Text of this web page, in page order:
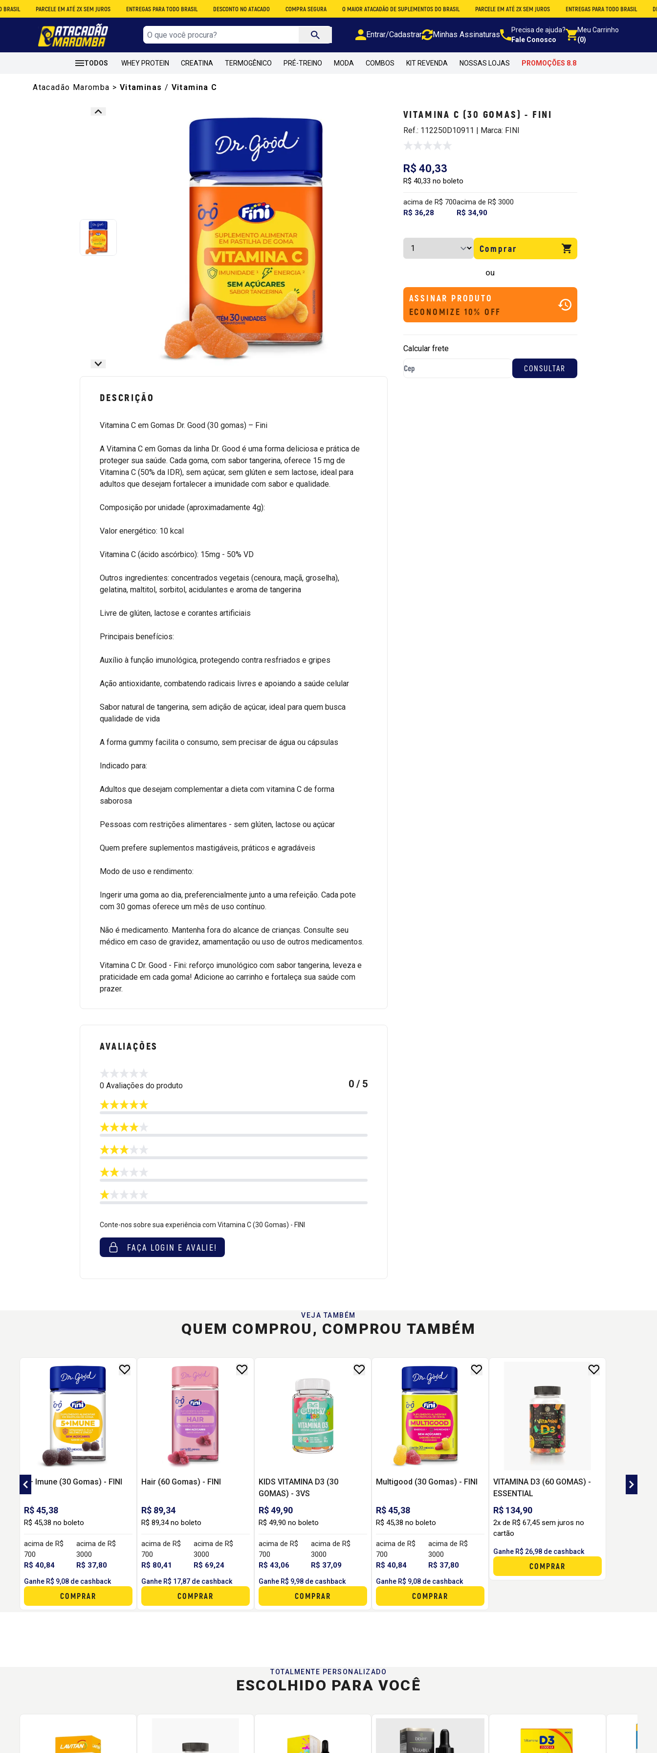
PARCELE EM ATÉ 2X SEM JUROS ENTREGAS PARA TODO BRASIL DESCONTO NO ATACADO COMPRA SEGURA O MAIOR ATACADÃO DE SUPLEMENTOS DO BRASIL PARCELE EM ATÉ 2X SEM JUROS ENTREGAS PARA TODO BRASIL DESCONTO
Entrar/Cadastrar Minhas Assinaturas
Precisa de ajuda?
Fale Conosco
Meu Carrinho
(0)
TODOS WHEY PROTEIN CREATINA TERMOGÊNICO PRÉ-TREINO MODA COMBOS KIT REVENDA NOSSAS LOJAS PROMOÇÕES 8.8
Atacadão Maromba > Vitaminas / Vitamina C
DESCRIÇÃO
Vitamina C em Gomas Dr. Good (30 gomas) – Fini
A Vitamina C em Gomas da linha Dr. Good é uma forma deliciosa e prática de
proteger sua saúde. Cada goma, com sabor tangerina, oferece 15 mg de
Vitamina C (50% da IDR), sem açúcar, sem glúten e sem lactose, ideal para
adultos que desejam fortalecer a imunidade com sabor e qualidade.
Composição por unidade (aproximadamente 4g):
Valor energético: 10 kcal
Vitamina C (ácido ascórbico): 15mg - 50% VD
Outros ingredientes: concentrados vegetais (cenoura, maçã, groselha),
gelatina, maltitol, sorbitol, acidulantes e aroma de tangerina
Livre de glúten, lactose e corantes artificiais
Principais benefícios:
Auxílio à função imunológica, protegendo contra resfriados e gripes
Ação antioxidante, combatendo radicais livres e apoiando a saúde celular
Sabor natural de tangerina, sem adição de açúcar, ideal para quem busca
qualidade de vida
A forma gummy facilita o consumo, sem precisar de água ou cápsulas
Indicado para:
Adultos que desejam complementar a dieta com vitamina C de forma
saborosa
Pessoas com restrições alimentares - sem glúten, lactose ou açúcar
Quem prefere suplementos mastigáveis, práticos e agradáveis
Modo de uso e rendimento:
Ingerir uma goma ao dia, preferencialmente junto a uma refeição. Cada pote
com 30 gomas oferece um mês de uso contínuo.
Não é medicamento. Mantenha fora do alcance de crianças. Consulte seu
médico em caso de gravidez, amamentação ou uso de outros medicamentos.
Vitamina C Dr. Good - Fini: reforço imunológico com sabor tangerina, leveza e
praticidade em cada goma! Adicione ao carrinho e fortaleça sua saúde com
prazer.
AVALIAÇÕES
0 Avaliações do produto 0 / 5
Conte-nos sobre sua experiência com Vitamina C (30 Gomas) - FINI
FAÇA LOGIN E AVALIE!
VITAMINA C (30 GOMAS) - FINI
Ref.: 112250D10911 | Marca: FINI
R$ 40,33
R$ 40,33 no boleto
acima de R$ 700
R$ 36,28
acima de R$ 3000
R$ 34,90
Comprar
ou
ASSINAR PRODUTO
ECONOMIZE 10% OFF
Calcular frete
VEJA TAMBÉM
QUEM COMPROU, COMPROU TAMBÉM
5+ Imune (30 Gomas) - FINI
R$ 45,38
R$ 45,38 no boleto
acima de R$
700
R$ 40,84
acima de R$
3000
R$ 37,80
Ganhe R$ 9,08 de cashback
COMPRAR
Hair (60 Gomas) - FINI
R$ 89,34
R$ 89,34 no boleto
acima de R$
700
R$ 80,41
acima de R$
3000
R$ 69,24
Ganhe R$ 17,87 de cashback
COMPRAR
KIDS VITAMINA D3 (30
GOMAS) - 3VS
R$ 49,90
R$ 49,90 no boleto
acima de R$
700
R$ 43,06
acima de R$
3000
R$ 37,09
Ganhe R$ 9,98 de cashback
COMPRAR
Multigood (30 Gomas) - FINI
R$ 45,38
R$ 45,38 no boleto
acima de R$
700
R$ 40,84
acima de R$
3000
R$ 37,80
Ganhe R$ 9,08 de cashback
COMPRAR
VITAMINA D3 (60 GOMAS) -
ESSENTIAL
R$ 134,90
2x de R$ 67,45 sem juros no
cartão
Ganhe R$ 26,98 de cashback
COMPRAR
TOTALMENTE PERSONALIZADO
ESCOLHIDO PARA VOCÊ